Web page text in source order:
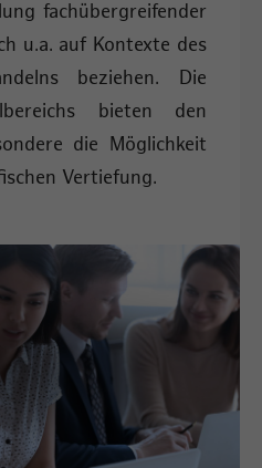
fachübergreifender
u.a. auf Kontexte des
beziehen. Die
bieten den
die Möglichkeit
Vertiefung.